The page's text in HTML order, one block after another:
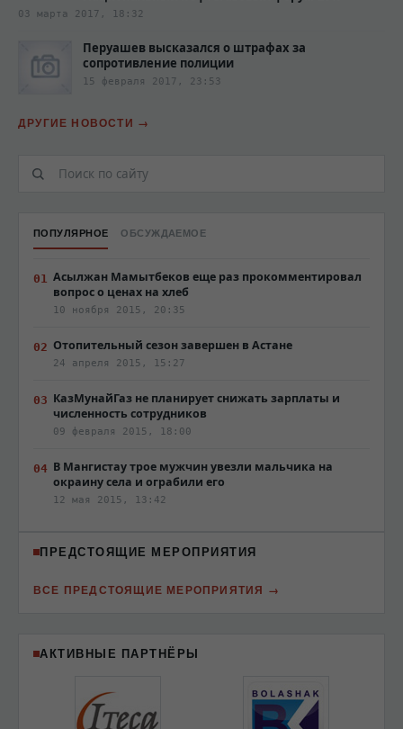
03 марта 2017, 18:32
Перуашев высказался о штрафах за
сопротивление полиции‍
15 февраля 2017, 23:53
ДРУГИЕ НОВОСТИ
ПОПУЛЯРНОЕ ОБСУЖДАЕМОЕ
Асылжан Мамытбеков еще раз прокомментировал
вопрос о ценах на хлеб
10 ноября 2015, 20:35
Отопительный сезон завершен в Астане
24 апреля 2015, 15:27
КазМунайГаз не планирует снижать зарплаты и
численность сотрудников
09 февраля 2015, 18:00
В Мангистау трое мужчин увезли мальчика на
окраину села и ограбили его
12 мая 2015, 13:42
ПРЕДСТОЯЩИЕ МЕРОПРИЯТИЯ
ВСЕ ПРЕДСТОЯЩИЕ МЕРОПРИЯТИЯ
АКТИВНЫЕ ПАРТНЁРЫ